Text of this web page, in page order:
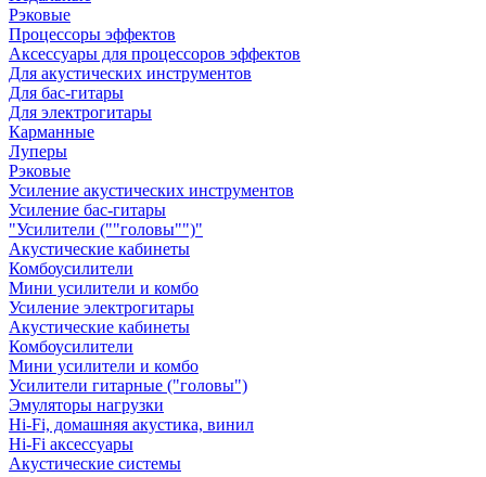
Рэковые
Процессоры эффектов
Аксессуары для процессоров эффектов
Для акустических инструментов
Для бас-гитары
Для электрогитары
Карманные
Луперы
Рэковые
Усиление акустических инструментов
Усиление бас-гитары
"Усилители (""головы"")"
Акустические кабинеты
Комбоусилители
Мини усилители и комбо
Усиление электрогитары
Акустические кабинеты
Комбоусилители
Мини усилители и комбо
Усилители гитарные ("головы")
Эмуляторы нагрузки
Hi-Fi, домашняя акустика, винил
Hi-Fi аксессуары
Акустические системы